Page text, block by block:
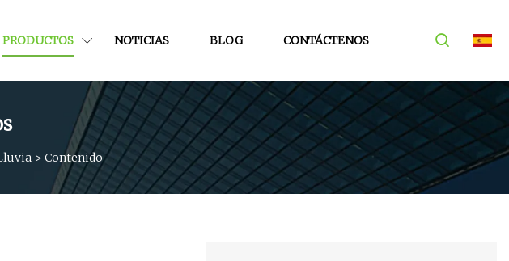
PRODUCTOS NOTICIAS BLOG CONTÁCTENOS
> Contenido